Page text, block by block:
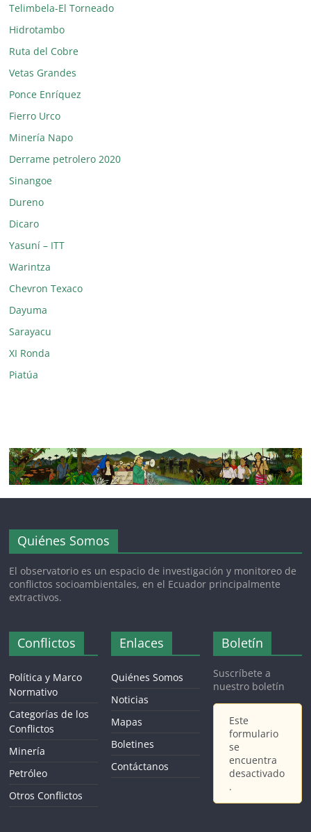
Telimbela-El Torneado
Hidrotambo
Ruta del Cobre
Vetas Grandes
Ponce Enríquez
Fierro Urco
Minería Napo
Derrame petrolero 2020
Sinangoe
Dureno
Dicaro
Yasuní – ITT
Warintza
Chevron Texaco
Dayuma
Sarayacu
XI Ronda
Piatúa
Quiénes Somos
El observatorio es un espacio de investigación y monitoreo de
conflictos socioambientales, en el Ecuador principalmente
extractivos.
Conflictos
Política y Marco
Normativo
Categorías de los
Conflictos
Minería
Petróleo
Otros Conflictos
Enlaces
Quiénes Somos
Noticias
Mapas
Boletines
Contáctanos
Boletín
Suscríbete a
nuestro boletín
Este
formulario
se
encuentra
desactivado
.